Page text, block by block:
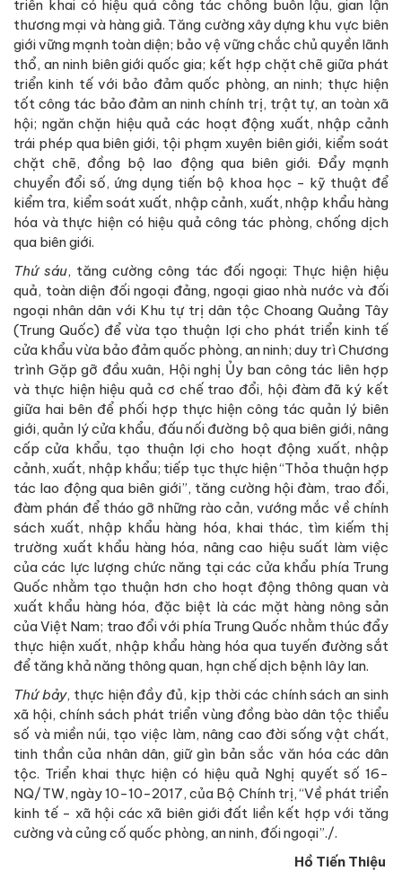
triển khai có hiệu quả công tác chống buôn lậu, gian lận
thương mại và hàng giả. Tăng cường xây dựng khu vực biên
giới vững mạnh toàn diện; bảo vệ vững chắc chủ quyền lãnh
thổ, an ninh biên giới quốc gia; kết hợp chặt chẽ giữa phát
triển kinh tế với bảo đảm quốc phòng, an ninh; thực hiện
tốt công tác bảo đảm an ninh chính trị, trật tự, an toàn xã
hội; ngăn chặn hiệu quả các hoạt động xuất, nhập cảnh
trái phép qua biên giới, tội phạm xuyên biên giới, kiểm soát
chặt chẽ, đồng bộ lao động qua biên giới. Đẩy mạnh
chuyển đổi số, ứng dụng tiến bộ khoa học - kỹ thuật để
kiểm tra, kiểm soát xuất, nhập cảnh, xuất, nhập khẩu hàng
hóa và thực hiện có hiệu quả công tác phòng, chống dịch
qua biên giới.
Thứ sáu, tăng cường công tác đối ngoại: Thực hiện hiệu
quả, toàn diện đối ngoại đảng, ngoại giao nhà nước và đối
ngoại nhân dân với Khu tự trị dân tộc Choang Quảng Tây
(Trung Quốc) để vừa tạo thuận lợi cho phát triển kinh tế
cửa khẩu vừa bảo đảm quốc phòng, an ninh; duy trì Chương
trình Gặp gỡ đầu xuân, Hội nghị Ủy ban công tác liên hợp
và thực hiện hiệu quả cơ chế trao đổi, hội đàm đã ký kết
giữa hai bên để phối hợp thực hiện công tác quản lý biên
giới, quản lý cửa khẩu, đấu nối đường bộ qua biên giới, nâng
cấp cửa khẩu, tạo thuận lợi cho hoạt động xuất, nhập
cảnh, xuất, nhập khẩu; tiếp tục thực hiện “Thỏa thuận hợp
tác lao động qua biên giới”, tăng cường hội đàm, trao đổi,
đàm phán để tháo gỡ những rào cản, vướng mắc về chính
sách xuất, nhập khẩu hàng hóa, khai thác, tìm kiếm thị
trường xuất khẩu hàng hóa, nâng cao hiệu suất làm việc
của các lực lượng chức năng tại các cửa khẩu phía Trung
Quốc nhằm tạo thuận hơn cho hoạt động thông quan và
xuất khẩu hàng hóa, đặc biệt là các mặt hàng nông sản
của Việt Nam; trao đổi với phía Trung Quốc nhằm thúc đẩy
thực hiện xuất, nhập khẩu hàng hóa qua tuyến đường sắt
để tăng khả năng thông quan, hạn chế dịch bệnh lây lan.
Thứ bảy, thực hiện đầy đủ, kịp thời các chính sách an sinh
xã hội, chính sách phát triển vùng đồng bào dân tộc thiểu
số và miền núi, tạo việc làm, nâng cao đời sống vật chất,
tinh thần của nhân dân, giữ gìn bản sắc văn hóa các dân
tộc. Triển khai thực hiện có hiệu quả Nghị quyết số 16-
NQ/TW, ngày 10-10-2017, của Bộ Chính trị, “Về phát triển
kinh tế - xã hội các xã biên giới đất liền kết hợp với tăng
cường và củng cố quốc phòng, an ninh, đối ngoại”./.
Hồ Tiến Thiệu